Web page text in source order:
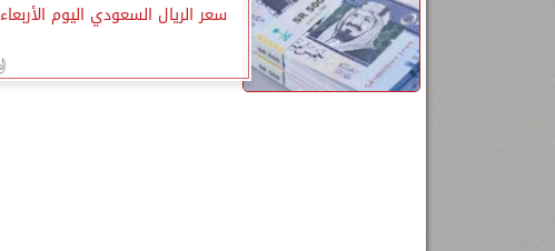
سعر الريال السعودي اليوم الأربعاء